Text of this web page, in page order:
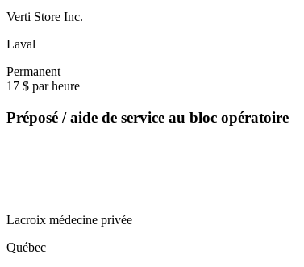
Verti Store Inc.
Laval
Permanent
17 $ par heure
Préposé / aide de service au bloc opératoire
Lacroix médecine privée
Québec